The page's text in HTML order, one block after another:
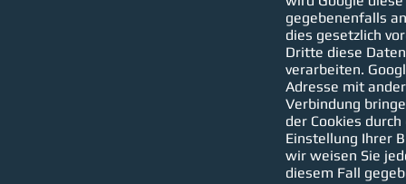
gegebenenfalls
dies gesetzlich
Dritte diese
verarbeiten.
Adresse mit
Verbindung
der Cookies
Einstellung Ihrer
wir weisen Sie
diesem Fall